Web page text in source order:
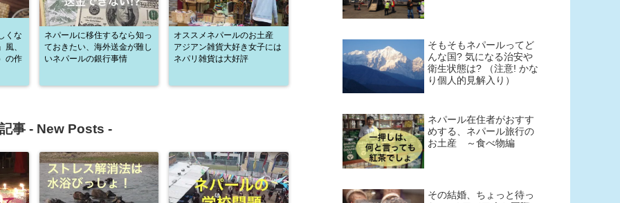
くな
、
の作
ネパールに移住するなら知っ
ておきたい、海外送金が難し
いネパールの銀行事情
オススメネパールのお土産
アジアン雑貨大好き女子には
ネパリ雑貨は大好評
事 - New Posts -
そもそもネパールってど
んな国? 気になる治安や
衛生状態は? （注意! かな
り個人的見解入り）
ネパール在住者がおすす
めする、ネパール旅行の
お土産 ～食べ物編
その結婚、ちょっと待っ